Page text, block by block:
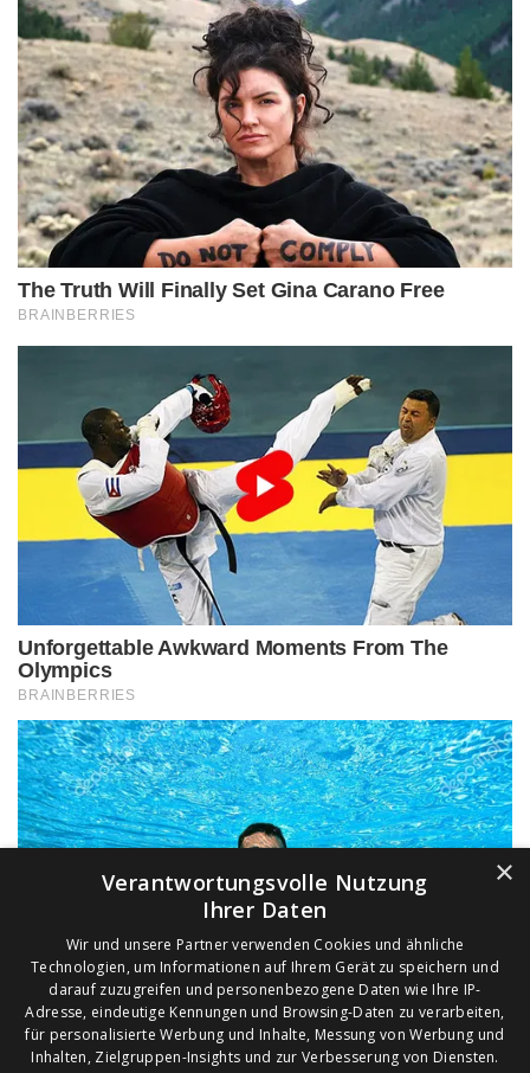
×
Verantwortungsvolle Nutzung
Ihrer Daten
Wir und unsere Partner verwenden Cookies und ähnliche
Technologien, um Informationen auf Ihrem Gerät zu speichern und
darauf zuzugreifen und personenbezogene Daten wie Ihre IP-
Adresse, eindeutige Kennungen und Browsing-Daten zu verarbeiten,
für personalisierte Werbung und Inhalte, Messung von Werbung und
Inhalten, Zielgruppen-Insights und zur Verbesserung von Diensten.